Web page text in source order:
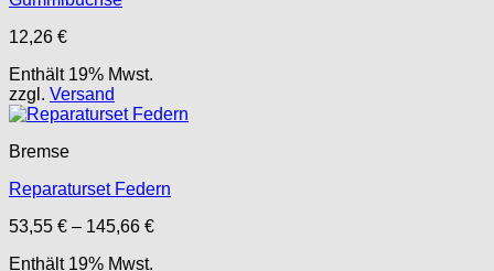
12,26 €
Enthält 19% Mwst.
zzgl. Versand
Bremse
Reparaturset Federn
53,55 € – 145,66 €Preisspanne:
Enthält 19% Mwst.